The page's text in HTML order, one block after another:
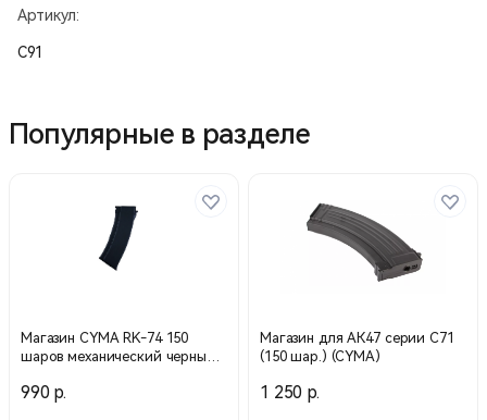
Артикул:
С91
Популярные в разделе
Магазин CYMA RK-74 150
шаров механический черный
990 р.
Магазин для АК47 серии C71
(150 шар.) (CYMA)
1 250 р.